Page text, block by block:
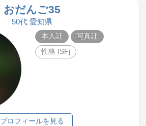
おだんご35
50代 愛知県
本人証
写真証
性格 ISFj
プロフィールを見る